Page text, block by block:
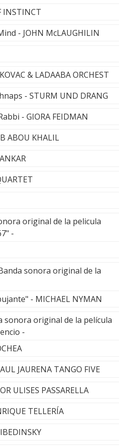
INSTINCT
- JOHN McLAUGHILIN
& LADAABA ORCHEST
- STURM UND DRANG
- GIORA FEIDMAN
ABOU KHALIL
original de la pelicula
-
sonora original de la
- MICHAEL NYMAN
sonora original de la película
-
JAURENA TANGO FIVE
ULISES PASSARELLA
TELLERÍA